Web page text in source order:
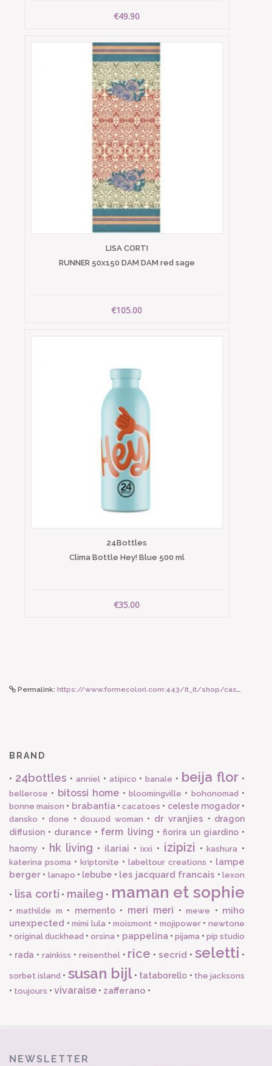
€49.90
LISA CORTI
RUNNER 50x150 DAM DAM red sage
€105.00
24Bottles
Clima Bottle Hey! Blue 500 ml
€35.00
Permalink: https://www.formecolori.com:443/it_it/shop/casa/coperte_e_plaid/vivaraise_copriletto_stonewashed_zeff_bianco_240x300cm/3681
BRAND
• 24bottles • anniel• atipico •banale • beija flor •
bellerose • bitossi home • bloomingville • bohonomad •
bonne maison • brabantia•cacatoes • celeste mogador•
dansko • done • douuod woman • dr vranjies • dragon
diffusion • durance • ferm living • fiorira un giardino•
haomy • hk living • ilariai •ixxi • izipizi •kashura •
katerina psoma • kriptonite • labeltour creations • lampe
berger • lanapo • lebube • les jacquard francais •lexon
• lisa corti • maileg • maman et sophie
•mathilde m • memento• meri meri •mewe • miho
unexpected •mimi lula •moismont • mojipower•newtone
•original duckhead •orsina • pappelina• pijama • pip studio
• rada • rainkiss • reisenthel• rice •secrid •seletti •
sorbet island • susan bijl• tataborello • the jacksons
• toujours • vivaraise • zafferano •
NEWSLETTER